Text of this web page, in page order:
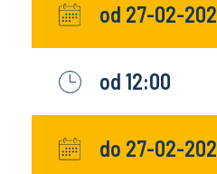
od 27-02-
od 12:00
do 27-02-